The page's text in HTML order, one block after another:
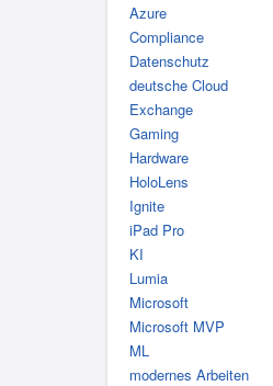
Azure
Compliance
Datenschutz
deutsche Cloud
Exchange
Gaming
Hardware
HoloLens
Ignite
iPad Pro
KI
Lumia
Microsoft
Microsoft MVP
ML
modernes Arbeiten